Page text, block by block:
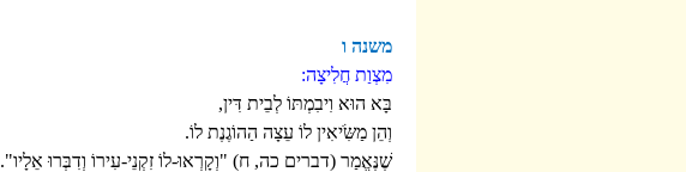
משנה ו
מִצְוַת חֲלִיצָה:
בָּא הוּא וִיבִמְתּוֹ לְבֵית דִּין,
וְהֵן מַשִֹּׂיאִין לוֹ עֵצָה הַהוֹגֶנֶת לוֹ.
שֶׁנֶּאֱמַר (דברים כה, ח) "וְקָרְאוּ-לוֹ זִקְנֵי-עִירוֹ וְדִבְּרוּ אֵלָיו".